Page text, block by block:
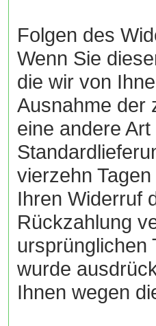
Folgen des
Wenn Sie
die wir von
Ausnahme der
eine andere
vierzehn
Ihren Widerruf
Rückzahlung
ursprünglichen
wurde
Ihnen wegen